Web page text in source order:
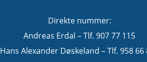
Direkte nummer:
Andreas Erdal – Tlf. 907 77 115
Hans Alexander Døskeland – Tlf. 958 66